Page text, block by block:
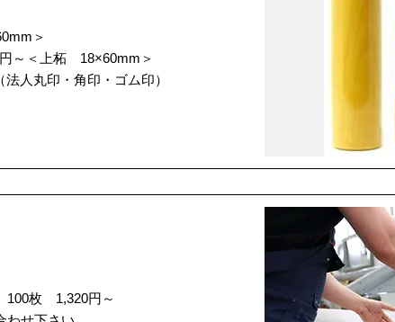
＞
～＜上柘 18×60mm＞
人丸印・角印・ゴム印）
枚 1,320円～